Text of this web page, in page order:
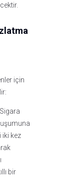
için
iki kez
bir